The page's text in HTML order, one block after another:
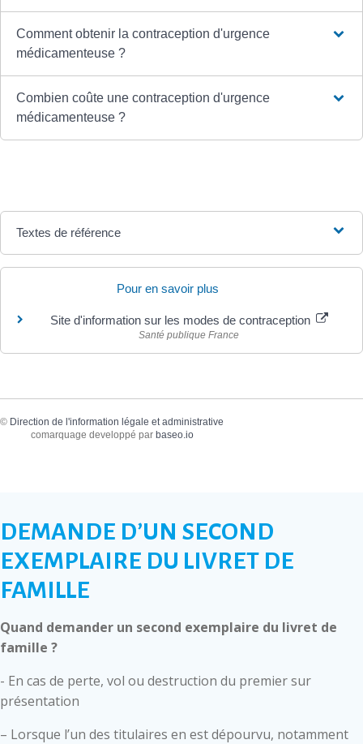
Comment obtenir la contraception d'urgence
médicamenteuse ?
Combien coûte une contraception d'urgence
médicamenteuse ?
Textes de référence
Pour en savoir plus
Site d'information sur les modes de contraception
Santé publique France
© Direction de l'information légale et administrative
comarquage developpé par baseo.io
DEMANDE D’UN SECOND
EXEMPLAIRE DU LIVRET DE
FAMILLE
Quand demander un second exemplaire du livret de
famille ?
- En cas de perte, vol ou destruction du premier sur
présentation
– Lorsque l’un des titulaires en est dépourvu, notamment